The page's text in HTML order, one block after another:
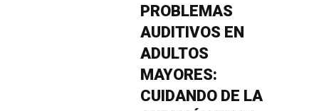
PROBLEMAS
AUDITIVOS EN
ADULTOS
MAYORES:
CUIDANDO DE LA